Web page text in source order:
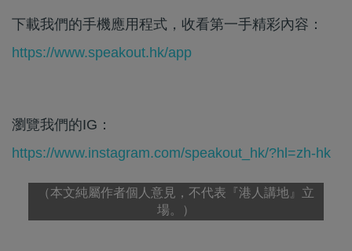
下載我們的手機應用程式，收看第一手精彩內容：
https://www.speakout.hk/app
瀏覽我們的IG：
https://www.instagram.com/speakout_hk/?hl=zh-hk
（本文純屬作者個人意見，不代表『港人講地』立
場。）